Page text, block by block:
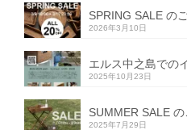
SPRING SALE の
2026年3月10日
エルス中之島での
2025年10月23日
SUMMER SALE の
2025年7月29日